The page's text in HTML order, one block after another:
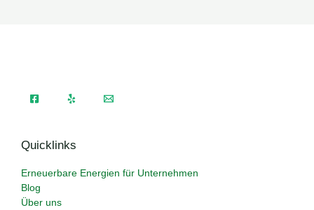
Quicklinks
Erneuerbare Energien für Unternehmen
Blog
Über uns